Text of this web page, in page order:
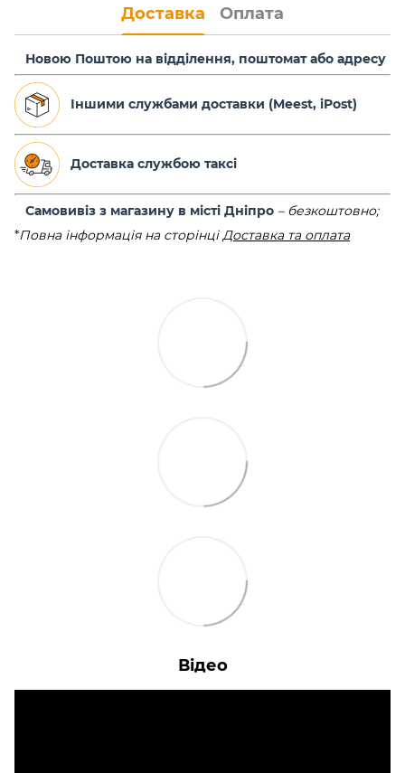
Доставка Оплата
Новою Поштою на відділення, поштомат або адресу
Іншими службами доставки (Meest, iPost)
Доставка службою таксі
Самовивіз з магазину в місті Дніпро – безкоштовно;
*Повна інформація на сторінціДоставка та оплата
Відео